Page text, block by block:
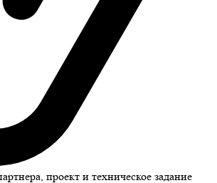
проект и техническое задание